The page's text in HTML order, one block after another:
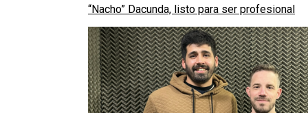
“Nacho” Dacunda, listo para ser profesional